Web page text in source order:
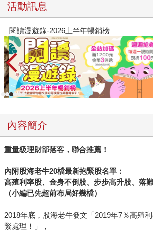
活動訊息
讀懂全球首富極限思維
內容簡介
重量級理財部落客，聯合推薦！
內附股海老牛20檔最新抱緊股名單：
高殖利率股、金身不倒股、步步高升股、落難
（小編已先超前布局好幾檔）
2018年底，股海老牛發文「2019年7％高殖
緊處理！」，